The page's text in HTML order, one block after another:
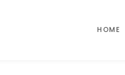
HOME